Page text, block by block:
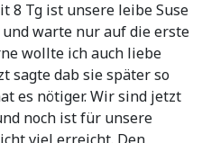
8 Tg ist unsere leibe Suse
warte nur auf die erste
wollte ich auch liebe
sagte dab sie später so
es nötiger. Wir sind jetzt
noch ist für unsere
viel erreicht. Den